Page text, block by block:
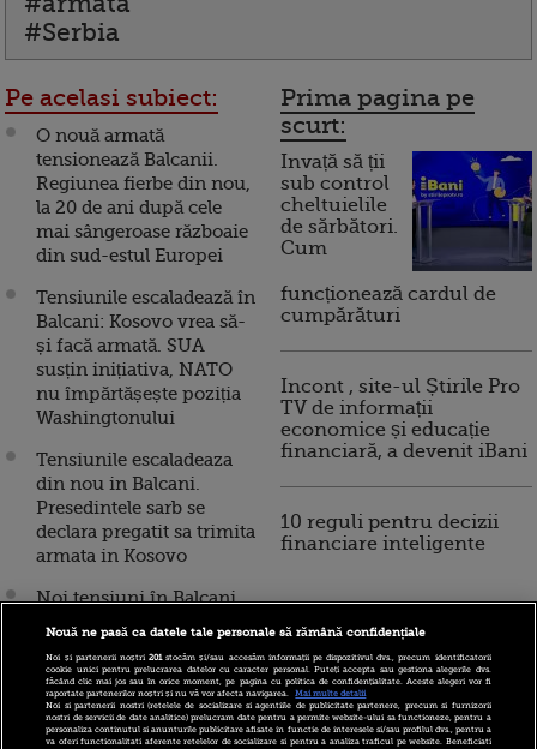
#Serbia
Pe acelasi subiect:
O nouă armată
tensionează Balcanii.
Regiunea fierbe din nou,
la 20 de ani după cele
mai sângeroase războaie
din sud-estul Europei
Tensiunile escaladează în
Balcani: Kosovo vrea să-
și facă armată. SUA
susțin inițiativa, NATO
nu împărtășește poziția
Washingtonului
Tensiunile escaladeaza
din nou in Balcani.
Presedintele sarb se
declara pregatit sa trimita
armata in Kosovo
Noi tensiuni în Balcani,
la 20 de ani de când
regiunea. Decizia
kosovarilor care a scos
sârbii în stradă
Prima pagina pe
scurt:
Invață să ții
sub control
cheltuielile
de sărbători.
Cum
funcționează cardul de
cumpărături
Incont , site-ul Știrile Pro
TV de informații
economice și educație
financiară, a devenit iBani
10 reguli pentru decizii
financiare inteligente
Nouă ne pasă ca datele tale personale să rămână confidențiale
Noi și partenerii noștri201stocăm și/sau accesăm informații pe dispozitivul dvs., precum identificatorii
cookie unici pentru prelucrarea datelor cu caracter personal. Puteți accepta sau gestiona alegerile dvs.
făcând clic mai jos sau în orice moment, pe pagina cu politica de confidențialitate. Aceste alegeri vor fi
raportate partenerilor noștri și nu vă vor afecta navigarea.
Mai multe detalii
Noi si partenerii nostri (retelele de socializare si agentiile de publicitate partenere, precum si furnizorii
nostri de servicii de date analitice) prelucram date pentru a permite website-ului sa functioneze, pentru a
personaliza continutul si anunturile publicitare afisate in functie de interesele si/sau profilul dvs., pentru a
va oferi functionalitati aferente retelelor de socializare si pentru a analiza traficul pe website. Beneficiati